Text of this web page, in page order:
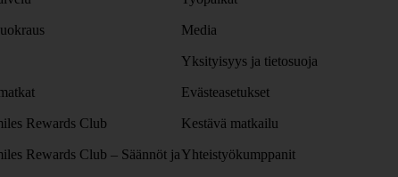
Rewards Club
Rewards Club – Säännöt ja
Media
Yksityisyys ja tietosuoja
Evästeasetukset
Kestävä matkailu
Yhteistyökumppanit